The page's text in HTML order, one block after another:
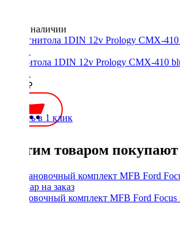
Нет в наличии
Магнитола 1DIN 12v Prology CMX-410
4290 ₽
Купить в 1 клик
С этим товаром покупают
Установочный комплект MFB Ford